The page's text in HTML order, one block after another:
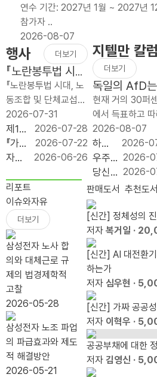
연수 기간: 2027년 1월 ~ 2027년
참가자 ..
2026-08-07
행사 더보기
『노란봉투법 시
대, 노동조합 및
단체교섭 어떻게
대응하나?』 출간
기념 북콘서트
『노란봉투법 시대, 노
동조합 및 단체교섭
어떻게 대응하나』 북
콘서트가 2026년 7
월 31일(금) 오전 10
시 푸른홀에서 개최되
는 개정 노란봉투법 ..
2026-07-31
제1회
좋은
규제
대상
시상
식
2026-07-28
『가짜
공공
모두
를 위
한다
는 거
짓말』
출간
기념
북콘
서트
2026-07-22
자유
원 서
포터
즈 11
기 수
료식
2026-06-26
지텔만 칼럼
더보기
독일의 AfD는
마나 좌익인
현재 거의 30퍼
에서 득표하고 따
최근 설문 조사들
따르면 그 나라
장 강한 정당, 독
AfD(독일 대안
Alternative for
Germany)는 두
의장 알..
2026-08-07
하늘
의 채
굴: 우
주가
사유
를 필
요로
하는
이유
2026-
우주
는 다
음의
튤립
열기
가 아
니다.
그것
은 다
음의
인터
넷이
다.
2026-
당신
이 일
론 머
스크
를 비
웃기
전에,
라이
트 형
제를
상기
하라
2026-
리포트
이슈와자유
더보기
삼성전자 노사 합
의와 대체근로 규
제의 법경제학적
고찰
2026-05-28
삼성전자 노조 파업
의 파급효과와 제도
적 해결방안
2026-05-21
판매도서 추천도서
[신간] 정체성의
저자 복거일 ·
[신간] AI 대전환
하는가
저자 심우현 ·
[신간] 가짜 공공
저자 이혁우 ·
공공부채에 대한
저자 김영신 ·